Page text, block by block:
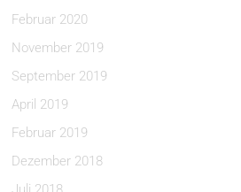
Februar 2020
November 2019
September 2019
April 2019
Februar 2019
Dezember 2018